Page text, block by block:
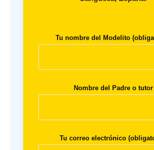
Tu nombre del Modelito
Nombre del Padre o tutor
Tu correo electrónico